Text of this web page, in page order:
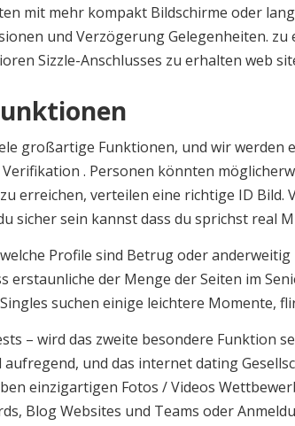
mit mehr kompakt Bildschirme oder
und Verzögerung Gelegenheiten.
Sizzle-Anschlusses zu erhalten web
großartige Funktionen, und wir werden
. Personen könnten
erreichen, verteilen eine richtige ID Bild.
sicher sein kannst dass du sprichst real
Profile sind Betrug oder
erstaunliche der Menge der Seiten im
suchen einige leichtere Momente,
– wird das zweite besondere Funktion
aufregend, und das internet dating
einzigartigen Fotos / Videos
Blog Websites und Teams oder